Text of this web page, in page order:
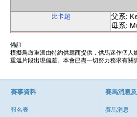
比卡超
父系:
母系:
備註
模擬鳥瞰重溫由特約供應商提供，供馬迷作個
重溫片段出現偏差。本會已盡一切努力務求有
賽事資料
報名表
賽馬消息
賽馬消息